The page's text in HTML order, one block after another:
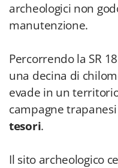
archeologici non
manutenzione.
Percorrendo la SR
una decina di
evade in un
campagne trapanesi
tesori.
Il sito archeologico